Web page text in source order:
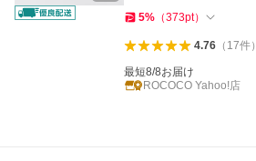
5% （373pt）
4.76（ 17件）
最短8/8お届け
ROCOCO Yahoo!店